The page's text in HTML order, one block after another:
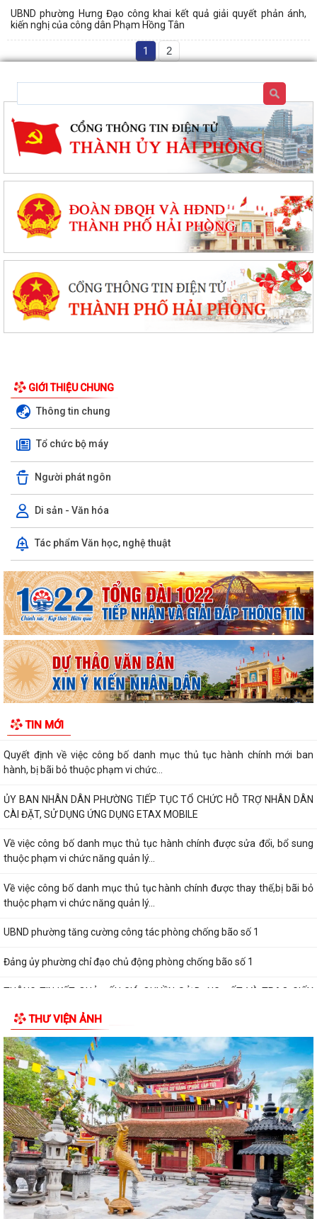
UBND phường Hưng Đạo công khai kết quả giải quyết phản ánh,
kiến nghị của công dân Phạm Hồng Tân
1 2
GIỚI THIỆU CHUNG
Thông tin chung
Tổ chức bộ máy
Người phát ngôn
Di sản - Văn hóa
Tác phẩm Văn học, nghệ thuật
TIN MỚI
tuyến tại các tổ dân phố –...
THÔNG BÁO: Thời gian tiếp tục triển khai thu Thuế sử dụng đất phi
nông nghiệp năm 2026 trên địa bàn...
Hải Phòng công khai thủ tục hành chính đặc thù mới ban hành lĩnh vực
đất đai thuộc phạm vi chức...
Hải Phòng công bố danh mục thủ tục hành chính được sửa đổi, bổ
sung, bị bãi bỏ thuộc phạm vi chức...
DÂN CÀI ĐẶT, SỬ DỤNG ỨNG DỤNG ETAX MOBILE,...
Quyết định về việc công bố danh mục thủ tục hành chính mới ban
hành, bị bãi bỏ thuộc phạm vi chức...
ỦY BAN NHÂN DÂN PHƯỜNG TIẾP TỤC TỔ CHỨC HỖ TRỢ NHÂN DÂN
CÀI ĐẶT, SỬ DỤNG ỨNG DỤNG ETAX MOBILE
Về việc công bố danh mục thủ tục hành chính được sửa đổi, bổ sung
thuộc phạm vi chức năng quản lý...
Về việc công bố danh mục thủ tục hành chính được thay thế,bị bãi bỏ
thuộc phạm vi chức năng quản lý...
UBND phường tăng cường công tác phòng chống bão số 1
Đảng ủy phường chỉ đạo chủ động phòng chống bão số 1
THÔNG TIN KẾT QUẢ ĐẤU GIÁ QUYỀN SỬ DỤNG ĐẤT VÀ TRAO GIẤY
THÔNG BÁO Về việc công khai số điện thoại đường dây nóng và trang
thông tin tiếp nhận kiến nghị,...
ẤM ÁP CHƯƠNG TRÌNH THĂM, TẶNG QUÀ NHÂN KỶ NIỆM 25 NĂM
NGÀY GIA ĐÌNH VIỆT NAM (28/6/2001 – 28/6/2026)
HỘI CỰU CHIẾN BINH, HỘI LHPN PHƯỜNG HƯNG ĐẠO DỌN VỆ SINH
NGHĨA TRANG LIỆT SĨ
HỘI ĐỒNG NHÂN DÂN PHƯỜNG HƯNG ĐẠO TỔ CHỨC KỲ HỌP THỨ 2
(KỲ HỌP THƯỜNG LỆ GIỮA NĂM) NĂM 2026
Đảng ủy phường Hưng Đạo đạt nhiều kết quả tích cực trong 6 tháng
THƯ VIỆN ẢNH